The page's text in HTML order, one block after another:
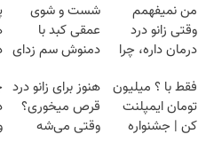
من نمیفهمم
وقتی زانو درد
درمان داره، چرا
تحمل میکنی؟❗
شست و شوی
عمقی کبد با
دمنوش سم زدای
فقط با ؟ میلیون
تومان ایمپلنت
کن | جشنواره
هنوز برای زانو درد
قرص میخوری؟
وقتی می‌شه